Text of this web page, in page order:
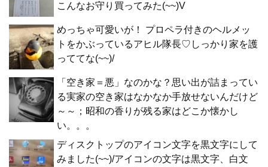
こんなお守り買ってみた(~~)V
めっちゃ可愛いが！ プロペラ付きのヘルメッ
トをかぶっているアヒル隊長♡しっかり家を護
っててな(~~)/
「空き家＝悪」なのかな？思い出が詰まってい
る実家の空き家はなかなか手放せないんだけど
～～；昭和の香りが残る家はどこか懐かし
い。。。
ディスクトップのアイコン文字を黒文字にして
みました(~~)/アイコンの文字は黒文字、白文